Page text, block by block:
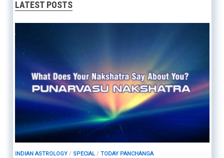
LATEST POSTS
INDIAN ASTROLOGY/ SPECIAL/ TODAY PANCHANGA